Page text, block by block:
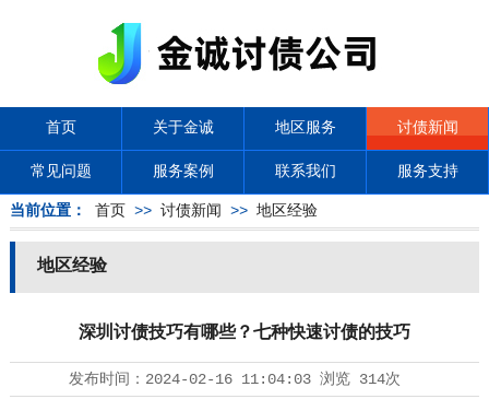
首页 关于金诚 地区服务 讨债新闻
常见问题 服务案例 联系我们 服务支持
当前位置： 首页 >> 讨债新闻 >> 地区经验
地区经验
深圳讨债技巧有哪些？七种快速讨债的技巧
发布时间： 2024-02-16 11:04:03浏览 314次